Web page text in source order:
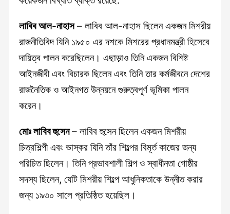
লাবিব আল-নাহাস– লাবিব আল-নাহাস ছিলেন একজন মিশরীয়
রাজনীতিবিদ যিনি ১৯৫০ এর দশকে মিশরের প্রধানমন্ত্রী হিসেবে
দায়িত্ব পালন করেছিলেন। এছাড়াও তিনি একজন বিশিষ্ট
আইনজীবী এবং বিচারক ছিলেন এবং তিনি তার কর্মজীবনে দেশের
রাজনৈতিক ও আইনগত উন্নয়নে গুরুত্বপূর্ণ ভূমিকা পালন
করেন।
মোঃ লাবিব হুসেন– লাবিব হুসেন ছিলেন একজন মিশরীয়
চিত্রশিল্পী এবং ভাস্কর যিনি তাঁর শিল্পের বিমূর্ত কাজের জন্য
পরিচিত ছিলেন। তিনি প্রভাবশালী শিল্প ও স্বাধীনতা গোষ্ঠীর
সদস্য ছিলেন, যেটি মিশরীয় শিল্পে আধুনিকতাকে উন্নীত করার
জন্য ১৯৩০ সালে প্রতিষ্ঠিত হয়েছিল।